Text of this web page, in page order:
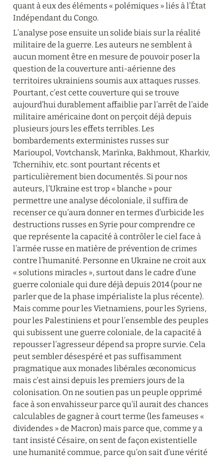
quant à eux des éléments « polémiques » liés à l’État
Indépendant du Congo.
L’analyse pose ensuite un solide biais sur la réalité
militaire de la guerre. Les auteurs ne semblent à
aucun moment être en mesure de pouvoir poser la
question de la couverture anti-aérienne des
territoires ukrainiens soumis aux attaques russes.
Pourtant, c’est cette couverture qui se trouve
aujourd’hui durablement affaiblie par l’arrêt de l’aide
militaire américaine dont on perçoit déjà depuis
plusieurs jours les effets terribles. Les
bombardements exterministes russes sur
Marioupol, Vovtchansk, Marïnka, Bakhmout, Kharkiv,
Tchernihiv, etc. sont pourtant récents et
particulièrement bien documentés. Si pour nos
auteurs, l’Ukraine est trop « blanche » pour
permettre une analyse décoloniale, il suffira de
recenser ce qu’aura donner en termes d’urbicide les
destructions russes en Syrie pour comprendre ce
que représente la capacité à contrôler le ciel face à
l’armée russe en matière de prévention de crimes
contre l’humanité. Personne en Ukraine ne croit aux
« solutions miracles », surtout dans le cadre d’une
guerre coloniale qui dure déjà depuis 2014 (pour ne
parler que de la phase impérialiste la plus récente).
Mais comme pour les Vietnamiens, pour les Syriens,
pour les Palestiniens et pour l’ensemble des peuples
qui subissent une guerre coloniale, de la capacité à
repousser l’agresseur dépend sa propre survie. Cela
peut sembler désespéré et pas suffisamment
pragmatique aux monades libérales œconomicus
mais c’est ainsi depuis les premiers jours de la
colonisation. On ne soutien pas un peuple opprimé
face à son envahisseur parce qu’il aurait des chances
calculables de gagner à court terme (les fameuses «
dividendes » de Macron) mais parce que, comme y a
tant insisté Césaire, on sent de façon existentielle
une humanité commue, parce qu’on sait d’une vérité